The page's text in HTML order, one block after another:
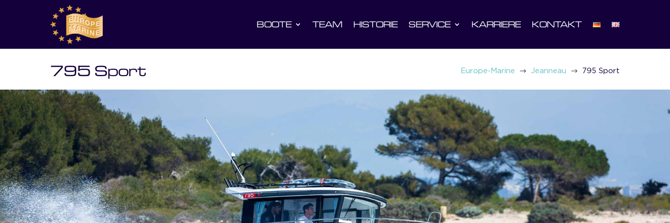
BOOTE TEAM HISTORIE SERVICE KARRIERE KONTAKT
795 Sport Europe-Marine $ Jeanneau $ 795 Sport